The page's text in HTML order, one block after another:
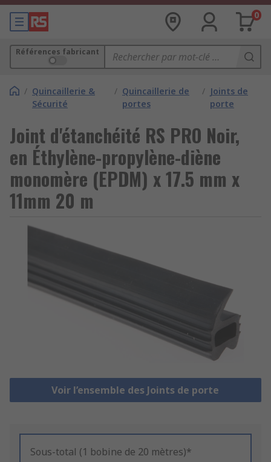
0
Références fabricant
/ Quincaillerie &
Sécurité
/ Quincaillerie de
portes
/ Joints de
porte
Joint d'étanchéité RS PRO Noir,
en Éthylène-propylène-diène
monomère (EPDM) x 17.5 mm x
11mm 20 m
Voir l’ensemble des Joints de porte
Sous-total (1 bobine de 20 mètres)*